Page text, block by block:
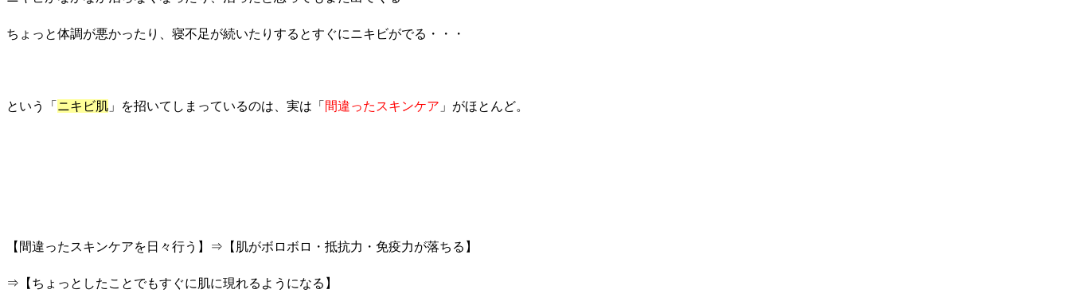
ちょっと体調が悪かったり、寝不足が続いたりするとすぐにニキビがでる・・・
という「 ニキビ肌 」を招いてしまっているのは、実は「 間違ったスキンケア 」がほとんど。
【間違ったスキンケアを日々行う】⇒【肌がボロボロ・抵抗力・免疫力が落ちる】
⇒【ちょっとしたことでもすぐに肌に現れるようになる】